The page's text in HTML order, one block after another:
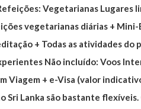
Vegetarianas Lugares
vegetarianas diárias +
+ Todas as atividades do
Não incluído: Voos
Viagem + e-Visa (valor
Lanka são bastante flexíveis.